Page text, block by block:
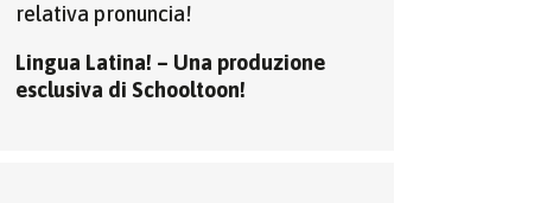
relativa pronuncia!
Lingua Latina! – Una produzione
esclusiva di Schooltoon!